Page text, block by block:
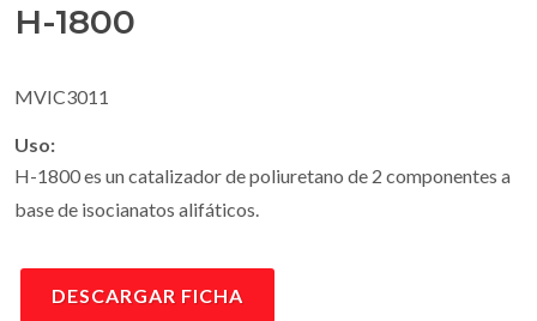
H-1800
MVIC3011
Uso:
H-1800 es un catalizador de poliuretano de 2 componentes a
base de isocianatos alifáticos.
DESCARGAR FICHA